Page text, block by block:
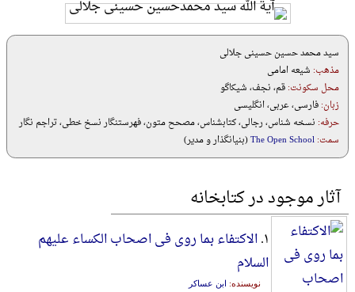
سید محمد حسین حسینی جلالی
مذهب: شیعه امامی
محل سکونت:قم، نجف، شیکاگو
زبان:فارسی، عربی، انگلیسی
حرفه: نسخه شناس، رجالی، کتابشناس، مصحح متون، فهرستنگار نسخ خطی، تراجم نگار
سمت:The Open School(بنیانگذار و مدیر)
آثار موجود در کتابخانه
۱. الاکتفاء بما روی فی اصحاب الکساء علیهم
السلام
نویسنده: ابن عساکر